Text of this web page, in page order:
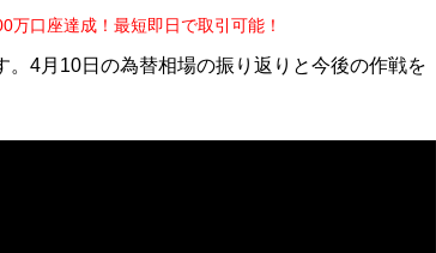
万口座達成！最短即日で取引可能！
4月10日の為替相場の振り返りと今後の作戦を